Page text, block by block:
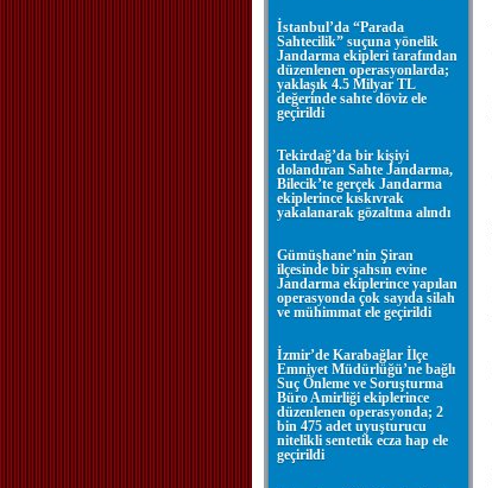
İstanbul’da “Parada
Sahtecilik” suçuna yönelik
Jandarma ekipleri tarafından
düzenlenen operasyonlarda;
yaklaşık 4.5 Milyar TL
değerinde sahte döviz ele
geçirildi
Tekirdağ’da bir kişiyi
dolandıran Sahte Jandarma,
Bilecik’te gerçek Jandarma
ekiplerince kıskıvrak
yakalanarak gözaltına alındı
Gümüşhane’nin Şiran
ilçesinde bir şahsın evine
Jandarma ekiplerince yapılan
operasyonda çok sayıda silah
ve mühimmat ele geçirildi
İzmir’de Karabağlar İlçe
Emniyet Müdürlüğü’ne bağlı
Suç Önleme ve Soruşturma
Büro Amirliği ekiplerince
düzenlenen operasyonda; 2
bin 475 adet uyuşturucu
nitelikli sentetik ecza hap ele
geçirildi